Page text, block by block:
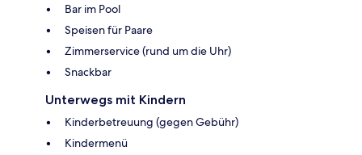
Bar im Pool
Speisen für Paare
Zimmerservice (rund um die Uhr)
Snackbar
Unterwegs mit Kindern
Kinderbetreuung (gegen Gebühr)
Kindermenü